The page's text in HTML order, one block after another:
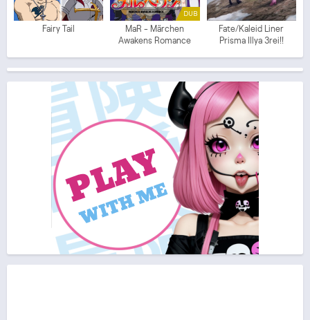
Fairy Tail
DUB
MaR - Märchen
Awakens Romance
Fate/Kaleid Liner
Prisma Illya 3rei!!